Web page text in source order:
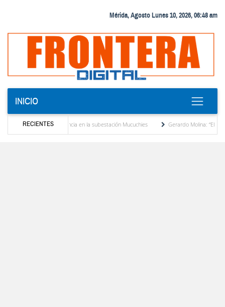
Mérida, Agosto Lunes 10, 2026, 06:48 am
INICIO
RECIENTES
de potencia en la subestación Mucuchies
Gerardo Molina: “El legado